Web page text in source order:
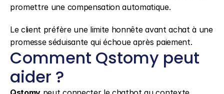
promettre une compensation automatique.
Le client préfère une limite honnête avant achat à une
promesse séduisante qui échoue après paiement.
Comment Qstomy peut
aider ?